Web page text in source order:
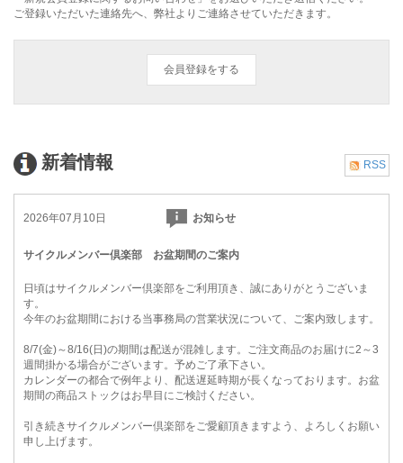
ご登録いただいた連絡先へ、弊社よりご連絡させていただきます。
会員登録をする
新着情報 RSS
2026年07月10日 お知らせ
サイクルメンバー倶楽部 お盆期間のご案内
日頃はサイクルメンバー倶楽部をご利用頂き、誠にありがとうございま
す。
今年のお盆期間における当事務局の営業状況について、ご案内致します。
8/7(金)～8/16(日)の期間は配送が混雑します。ご注文商品のお届けに2～3
週間掛かる場合がございます。予めご了承下さい。
カレンダーの都合で例年より、配送遅延時期が長くなっております。お盆
期間の商品ストックはお早目にご検討ください。
引き続きサイクルメンバー倶楽部をご愛顧頂きますよう、よろしくお願い
申し上げます。